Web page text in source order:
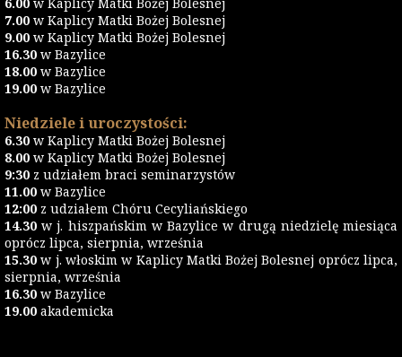
7.00 w Kaplicy Matki Bożej Bolesnej
9.00 w Kaplicy Matki Bożej Bolesnej
16.30 w Bazylice
18.00 w Bazylice
19.00 w Bazylice
Niedziele i uroczystości:
6.30 w Kaplicy Matki Bożej Bolesnej
8.00 w Kaplicy Matki Bożej Bolesnej
9:30 z udziałem braci seminarzystów
11.00 w Bazylice
12:00 z udziałem Chóru Cecyliańskiego
14.30 w j. hiszpańskim w Bazylice w drugą niedzielę miesiąca
oprócz lipca, sierpnia, września
15.30 w j. włoskim w Kaplicy Matki Bożej Bolesnej oprócz lipca,
sierpnia, września
16.30 w Bazylice
19.00 akademicka